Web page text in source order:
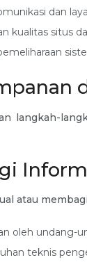
dan
kualitas situs
langkah-
atau
oleh undang-
teknis